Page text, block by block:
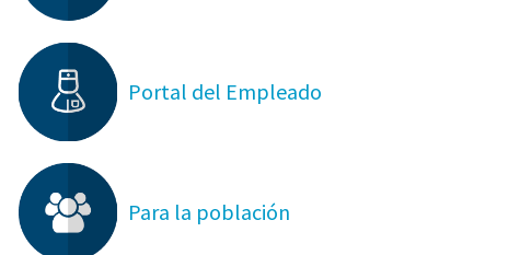
Portal del Empleado
Para la población